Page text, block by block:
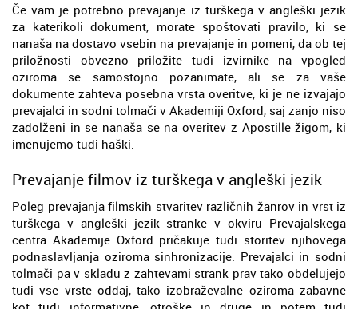
Če vam je potrebno prevajanje iz turškega v angleški jezik
za katerikoli dokument, morate spoštovati pravilo, ki se
nanaša na dostavo vsebin na prevajanje in pomeni, da ob tej
priložnosti obvezno priložite tudi izvirnike na vpogled
oziroma se samostojno pozanimate, ali se za vaše
dokumente zahteva posebna vrsta overitve, ki je ne izvajajo
prevajalci in sodni tolmači v Akademiji Oxford, saj zanjo niso
zadolženi in se nanaša se na overitev z Apostille žigom, ki
imenujemo tudi haški.
Prevajanje filmov iz turškega v angleški jezik
Poleg prevajanja filmskih stvaritev različnih žanrov in vrst iz
turškega v angleški jezik stranke v okviru Prevajalskega
centra Akademije Oxford pričakuje tudi storitev njihovega
podnaslavljanja oziroma sinhronizacije. Prevajalci in sodni
tolmači pa v skladu z zahtevami strank prav tako obdelujejo
tudi vse vrste oddaj, tako izobraževalne oziroma zabavne